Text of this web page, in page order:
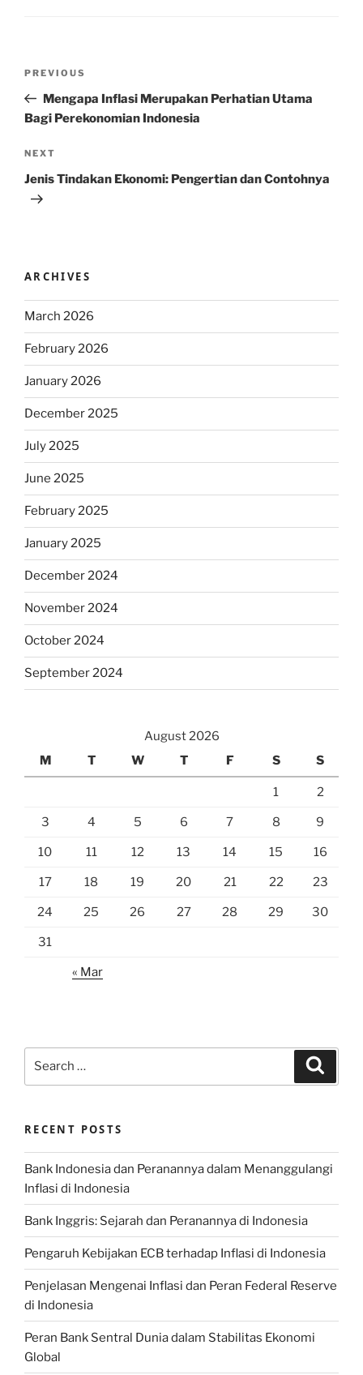
Previous
Post
PREVIOUS
Mengapa Inflasi Merupakan Perhatian Utama
Bagi Perekonomian Indonesia
Next
Post
NEXT
Jenis Tindakan Ekonomi: Pengertian dan Contohnya
ARCHIVES
March 2026
February 2026
January 2026
December 2025
July 2025
June 2025
February 2025
January 2025
December 2024
November 2024
October 2024
September 2024
August 2026
M
T W T F S S
1 2
3 4 5 6 7 8 9
10 11 12 13 14 15 16
17 18 19 20 21 22 23
24 25 26 27 28 29 30
31
« Mar
RECENT POSTS
Bank Indonesia dan Peranannya dalam Menanggulangi
Inflasi di Indonesia
Bank Inggris: Sejarah dan Peranannya di Indonesia
Pengaruh Kebijakan ECB terhadap Inflasi di Indonesia
Penjelasan Mengenai Inflasi dan Peran Federal Reserve
di Indonesia
Peran Bank Sentral Dunia dalam Stabilitas Ekonomi
Global